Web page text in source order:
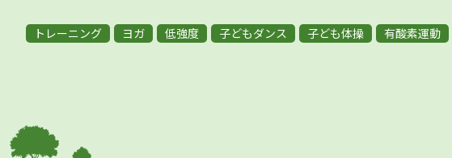
トレーニング ヨガ 低強度 子どもダンス 子ども体操 有酸素運動